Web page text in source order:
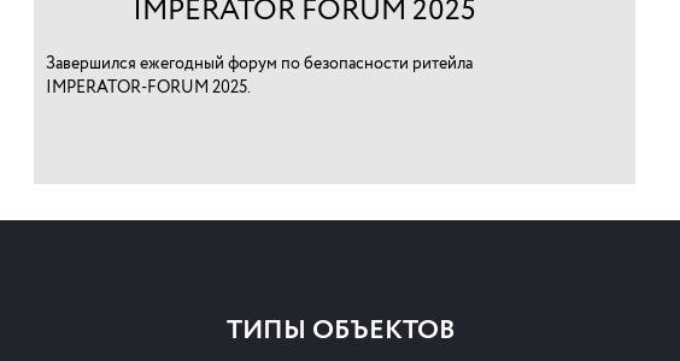
IMPERATOR FORUM 2025
Завершился ежегодный форум по безопасности ритейла
IMPERATOR-FORUM 2025.
ТИПЫ ОБЪЕКТОВ